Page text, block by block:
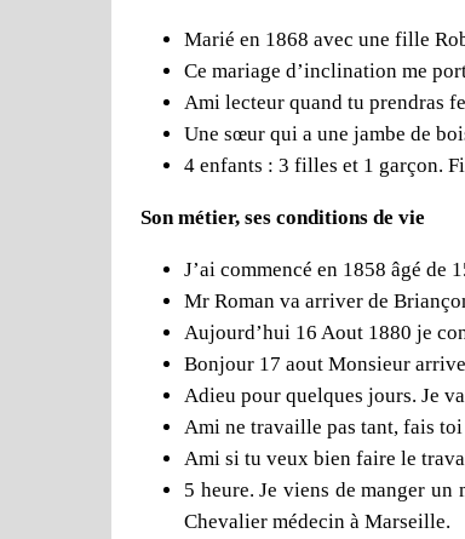
Marié en 1868 avec une fille
Ce mariage d’inclination me
Ami lecteur quand tu prendras
Une sœur qui a une jambe de
4 enfants : 3 filles et 1 garçon.
Son métier, ses conditions de vie
J’ai commencé en 1858 âgé de
Mr Roman va arriver de
Aujourd’hui 16 Aout 1880 je
Bonjour 17 aout Monsieur arrive
Adieu pour quelques jours. Je
Ami ne travaille pas tant, fais
Ami si tu veux bien faire le
5 heure. Je viens de manger
Chevalier médecin à Marseille.